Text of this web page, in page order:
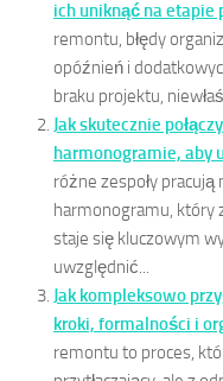
ich uniknąć na
remontu, błędy
opóźnień i
braku projektu,
Jak skutecznie
harmonogramie, aby
różne zespoły
harmonogramu, który
staje się kluczowym
uwzględnić...
Jak kompleksowo
kroki, formalności i
remontu to proces,